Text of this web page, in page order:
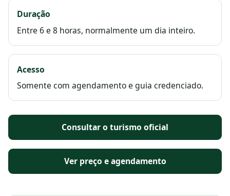
Duração
Entre 6 e 8 horas, normalmente um dia inteiro.
Acesso
Somente com agendamento e guia credenciado.
Consultar o turismo oficial
Ver preço e agendamento